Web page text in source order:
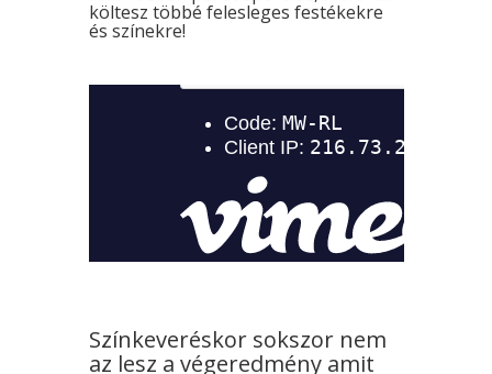
költesz többé felesleges festékekre
és színekre!
Színkeveréskor sokszor nem
az lesz a végeredmény amit